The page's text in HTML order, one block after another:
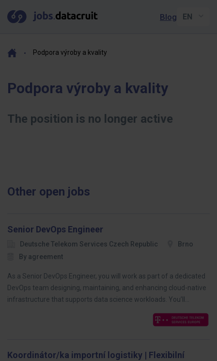
Blog
Podpora výroby a kvality
Podpora výroby a kvality
The position is no longer active
Other open jobs
Senior DevOps Engineer
Deutsche Telekom Services Czech Republic
Brno
By agreement
As a Senior DevOps Engineer, you will work as part of a dedicated
DevOps team designing, maintaining, and enhancing cloud-native
infrastructure that supports data science workloads. You’ll…
Koordinátor/ka importní logistiky | Flexibilní